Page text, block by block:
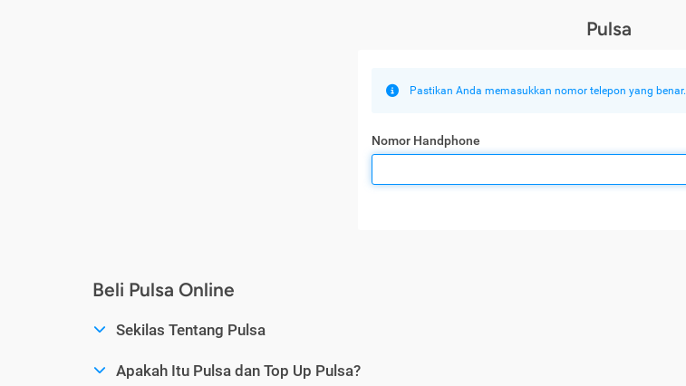
Pulsa
Pastikan Anda memasukkan nomor telepon yang benar.
Nomor Handphone
Beli Pulsa Online
Sekilas Tentang Pulsa
Apakah Itu Pulsa dan Top Up Pulsa?